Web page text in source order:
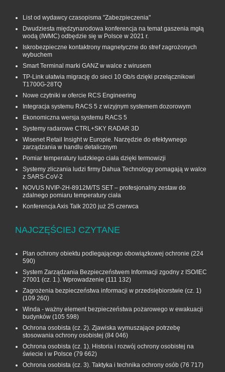
List od wydawcy czasopisma "Zabezpieczenia"
Dwudziesta międzynarodowa konferencja na temat gaszenia mgłą
wodą (IWMC) odbędzie się w Polsce w 2021 r.
Iskrobezpieczne kontaktrony magnetyczne do stref zagrożonych
wybuchem
Smart Terminal marki GANZ w walce z wirusem
TP-Link ułatwia migrację do sieci 10 Gb/s dzięki przełącznikowi
T1700G‑28TQ
Nowe czytniki w ofercie RCS Engineering
Integracja systemu RACS 5 z wizyjnym systemem dozorowym
Ekonomiczna wersja systemu RACS 5
Systemy radarowe CTRL+SKY RADAR 3D
Wisenet Retail Insight w Europie. Narzędzie do efektywnego
zarządzania w handlu detalicznym
Pomiar temperatury ludzkiego ciała dzięki termowizji
Systemy zliczania ludzi firmy Dahua Technology pomagają w walce
z SARS-CoV-2
NOVUS NVIP-2H-8912M/TS SET – profesjonalny zestaw do
zdalnego pomiaru temperatury ciała
Konferencja Axis Talk 2020 już 25 czerwca
NAJCZĘŚCIEJ CZYTANE
Plan ochrony obiektu podlegającego obowiązkowej ochronie (224
590)
System Zarządzania Bezpieczeństwem Informacji zgodny z ISO/IEC
27001 (cz. 1.). Wprowadzenie (111 132)
Zagrożenia bezpieczeństwa informacji w przedsiębiorstwie (cz. 1)
(109 260)
Winda - ważny element bezpieczeństwa pożarowego w ewakuacji
budynków (105 598)
Ochrona osobista (cz. 2). Zjawiska wymuszające potrzebę
stosowania ochrony osobistej (84 046)
Ochrona osobista (cz. 1). Historia i rozwój ochrony osobistej na
świecie i w Polsce (79 662)
Ochrona osobista (cz. 3). Taktyka i technika ochrony osób (76 717)